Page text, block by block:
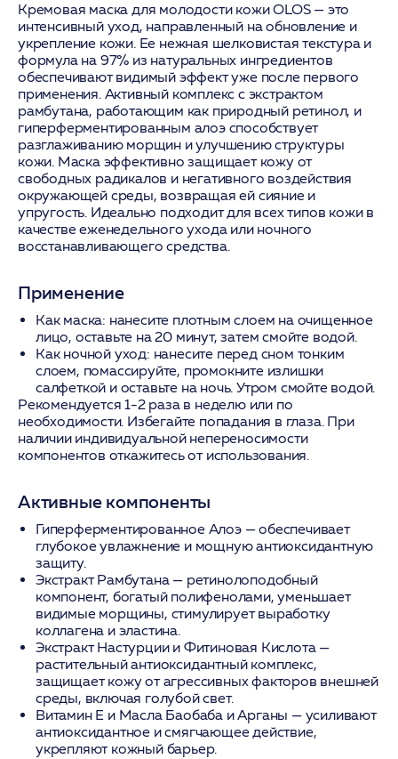
Кремовая маска для молодости кожи OLOS — это
интенсивный уход, направленный на обновление и
укрепление кожи. Ее нежная шелковистая текстура и
формула на 97% из натуральных ингредиентов
обеспечивают видимый эффект уже после первого
применения. Активный комплекс с экстрактом
рамбутана, работающим как природный ретинол, и
гиперферментированным алоэ способствует
разглаживанию морщин и улучшению структуры
кожи. Маска эффективно защищает кожу от
свободных радикалов и негативного воздействия
окружающей среды, возвращая ей сияние и
упругость. Идеально подходит для всех типов кожи в
качестве еженедельного ухода или ночного
восстанавливающего средства.
Применение
Как маска: нанесите плотным слоем на очищенное
лицо, оставьте на 20 минут, затем смойте водой.
Как ночной уход: нанесите перед сном тонким
слоем, помассируйте, промокните излишки
салфеткой и оставьте на ночь. Утром смойте водой.
Рекомендуется 1-2 раза в неделю или по
необходимости. Избегайте попадания в глаза. При
наличии индивидуальной непереносимости
компонентов откажитесь от использования.
Активные компоненты
Гиперферментированное Алоэ— обеспечивает
глубокое увлажнение и мощную антиоксидантную
защиту.
Экстракт Рамбутана— ретинолоподобный
компонент, богатый полифенолами, уменьшает
видимые морщины, стимулирует выработку
коллагена и эластина.
Экстракт Настурции и Фитиновая Кислота—
растительный антиоксидантный комплекс,
защищает кожу от агрессивных факторов внешней
среды, включая голубой свет.
Витамин Е и Масла Баобаба и Арганы — усиливают
антиоксидантное и смягчающее действие,
укрепляют кожный барьер.